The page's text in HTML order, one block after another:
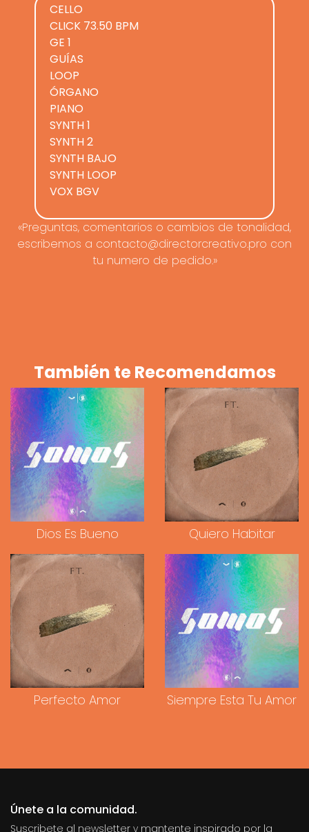
CELLO
CLICK 73.50 BPM
GE 1
GUÍAS
LOOP
ÓRGANO
PIANO
SYNTH 1
SYNTH 2
SYNTH BAJO
SYNTH LOOP
VOX BGV
«Preguntas, comentarios o cambios de tonalidad,
escribemos a contacto@directorcreativo.pro con
tu numero de pedido.»
También te Recomendamos
Dios Es Bueno Quiero Habitar
Perfecto Amor Siempre Esta Tu Amor
Únete a la comunidad.
Suscribete al newsletter y mantente inspirado por la